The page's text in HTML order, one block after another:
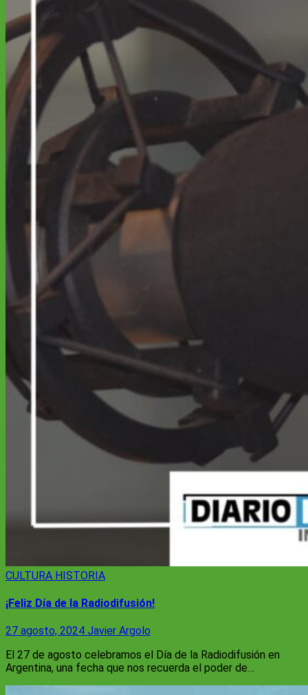
CULTURA HISTORIA
¡Feliz Día de la Radiodifusión!
27 agosto, 2024 Javier Argolo
El 27 de agosto celebramos el Día de la Radiodifusión en
Argentina, una fecha que nos recuerda el poder de…